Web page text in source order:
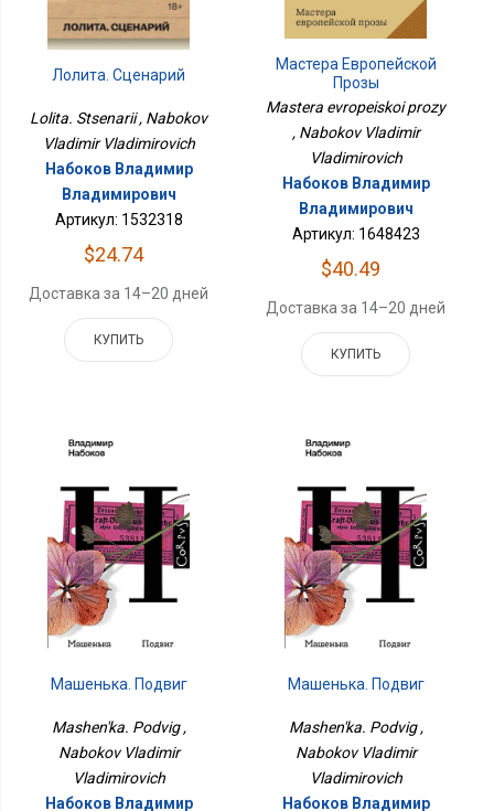
Лолита. Сценарий
Lolita. Stsenarii , Nabokov
Vladimir Vladimirovich
Набоков Владимир
Владимирович
Артикул: 1532318
$24.74
Доставка за 14–20 дней
КУПИТЬ
Мастера Европейской
Прозы
Mastera evropeiskoi prozy
, Nabokov Vladimir
Vladimirovich
Набоков Владимир
Владимирович
Артикул: 1648423
$40.49
Доставка за 14–20 дней
КУПИТЬ
Машенька. Подвиг
Mashen'ka. Podvig ,
Nabokov Vladimir
Vladimirovich
Набоков Владимир
Машенька. Подвиг
Mashen'ka. Podvig ,
Nabokov Vladimir
Vladimirovich
Набоков Владимир